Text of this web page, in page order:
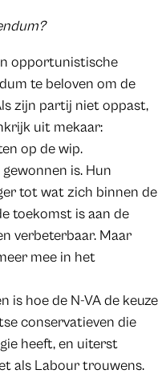
opportunistische
te beloven om de
zijn partij niet oppast,
uit mekaar:
op de wip.
is. Hun
tot wat zich binnen de
toekomst is aan de
verbeterbaar. Maar
mee in het
is hoe de N-VA de keuze
conservatieven die
heeft, en uiterst
als Labour trouwens.